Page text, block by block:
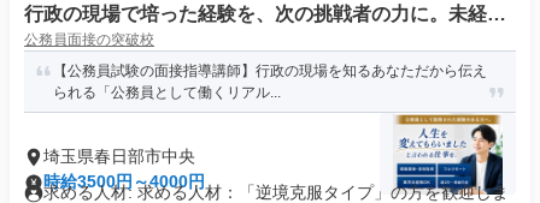
行政の現場で培った経験を、次の挑戦者の力に。未経験
から始める公務員面接指導講師
公務員面接の突破校
【公務員試験の面接指導講師】行政の現場を知るあなただから伝え
られる「公務員として働くリアル...
埼玉県春日部市中央
時給3500円～4000円
求める人材: 求める人材：「逆境克服タイプ」の方を歓迎しま